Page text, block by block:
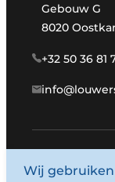
Gebouw G
8020
+32 50 36 81
Wij gebruiken